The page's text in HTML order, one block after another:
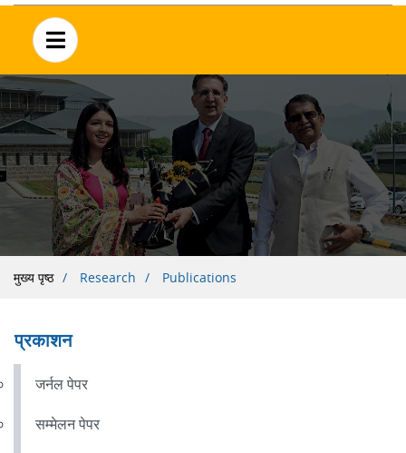
no text
पग
मुख्य पृष्ठ Research Publications
प्रकाशन
जर्नल पेपर
सम्मेलन पेपर